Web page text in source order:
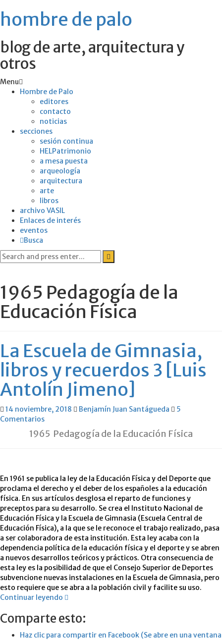
hombre de palo
blog de arte, arquitectura y
otros
Menu
Hombre de Palo
editores
contacto
noticias
secciones
sesión continua
HELPatrimonio
a mesa puesta
arqueología
arquitectura
arte
libros
archivo VASIL
Enlaces de interés
eventos
Busca
Search
for:
1965 Pedagogía de la
Educación Física
La Escuela de Gimnasia,
libros y recuerdos 3 [Luis
Antolín Jimeno]
14 noviembre, 2018 Benjamín Juan Santágueda
5
Comentarios
1965 Pedagogía de la Educación Física
En 1961 se publica la ley de la Educación Física y del Deporte que
proclama el derecho y el deber de los españoles a la educación
física. En sus artículos desglosa el reparto de funciones y
preceptos para su desarrollo. Se crea el Instituto Nacional de
Educación Física y la Escuela de Gimnasia (Escuela Central de
Educación Física), a la que se le reconoce el trabajo realizado, pasa
a ser colaboradora de esta institución. Esta ley acaba con la
dependencia política de la educación física y el deporte y se abren
a nuevos desarrollos teóricos y prácticos. Otra consecuencia de
esta ley es la posibilidad de que el Consejo Superior de Deportes
subvencione nuevas instalaciones en la Escuela de Gimnasia, pero
esto requiere que se abra a la población civil y facilite su uso.
Continuar leyendo
Comparte esto:
Haz clic para compartir en Facebook (Se abre en una ventana